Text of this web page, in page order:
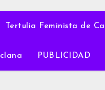
Tertulia Feminista de
PUBLICIDAD